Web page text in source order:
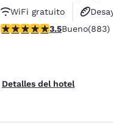
WiFi gratuito
Se aceptan mascotas
calificación de 3.53
3.5Bueno(883)
Detalles del hotel